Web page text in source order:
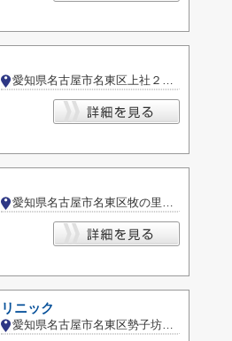
愛知県名古屋市名東区上社２丁目
愛知県名古屋市名東区牧の里２丁目
ニック
愛知県名古屋市名東区勢子坊１丁目